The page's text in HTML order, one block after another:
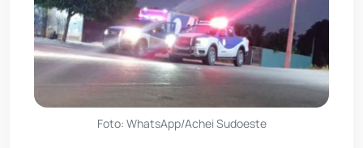
Foto: WhatsApp/Achei Sudoeste